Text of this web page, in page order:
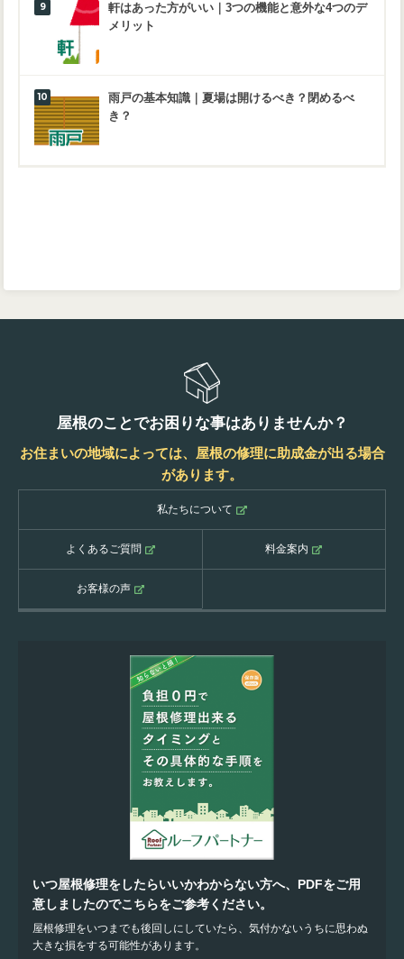
軒はあった方がいい｜3つの機能と意外な4つのデ
メリット
雨戸の基本知識｜夏場は開けるべき？閉めるべ
き？
屋根のことでお困りな事はありませんか？
お住まいの地域によっては、屋根の修理に助成金が出る場合
があります。
私たちについて
よくあるご質問 料金案内
お客様の声
いつ屋根修理をしたらいいかわからない方へ、PDFをご用
意しましたのでこちらをご参考ください。
屋根修理をいつまでも後回しにしていたら、気付かないうちに思わぬ
大きな損をする可能性があります。